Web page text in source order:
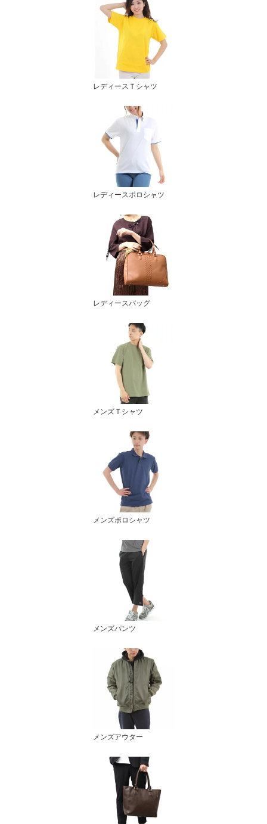
レディースＴシャツ
レディースポロシャツ
レディースバッグ
メンズＴシャツ
メンズポロシャツ
メンズパンツ
メンズアウター